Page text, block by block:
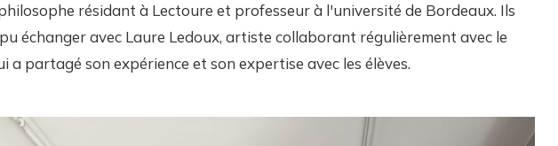
résidant à Lectoure et professeur à l'université de Bordeaux. Ils
échanger avec Laure Ledoux, artiste collaborant régulièrement avec le
a partagé son expérience et son expertise avec les élèves.